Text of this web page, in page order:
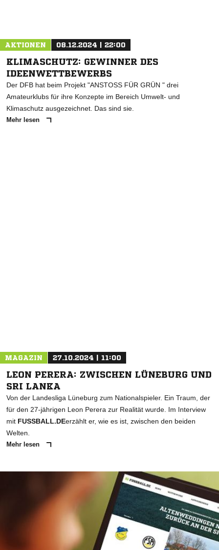
AKTIONEN 08.12.2024 | 22:00
KLIMASCHUTZ: GEWINNER DES
IDEENWETTBEWERBS
Der DFB hat beim Projekt "ANSTOSS FÜR GRÜN " drei
Amateurklubs für ihre Konzepte im Bereich Umwelt- und
Klimaschutz ausgezeichnet. Das sind sie.
Mehr lesen
MAGAZIN 27.10.2024 | 11:00
LEON PERERA: ZWISCHEN LÜNEBURG UND
SRI LANKA
Von der Landesliga Lüneburg zum Nationalspieler. Ein Traum, der
für den 27-jährigen Leon Perera zur Realität wurde. Im Interview
mit FUSSBALL.DEerzählt er, wie es ist, zwischen den beiden
Welten.
Mehr lesen